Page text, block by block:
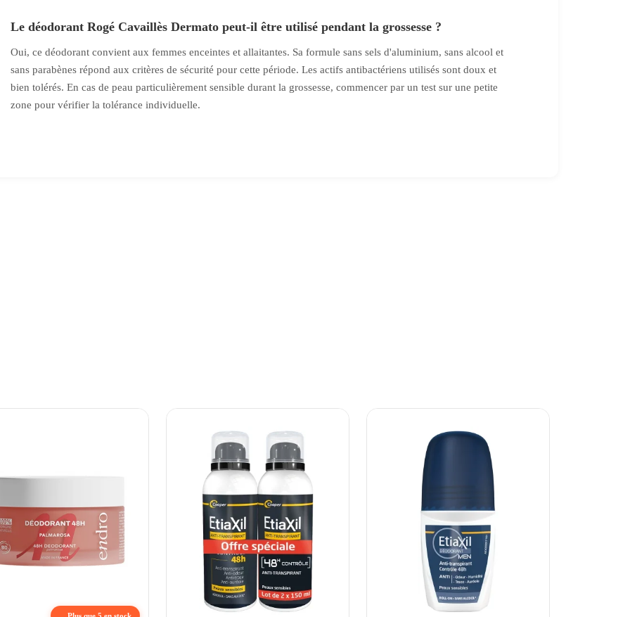
Le déodorant Rogé Cavaillès Dermato peut-il être utilisé pendant la grossesse ?
Oui, ce déodorant convient aux femmes enceintes et allaitantes. Sa formule sans sels d'aluminium, sans alcool et
sans parabènes répond aux critères de sécurité pour cette période. Les actifs antibactériens utilisés sont doux et
bien tolérés. En cas de peau particulièrement sensible durant la grossesse, commencer par un test sur une petite
zone pour vérifier la tolérance individuelle.